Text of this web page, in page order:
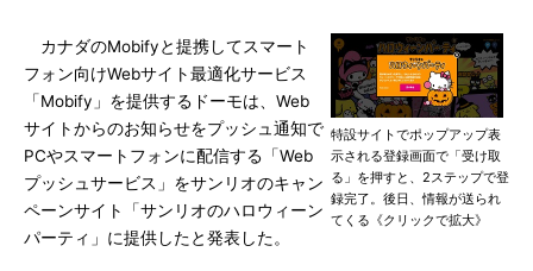
特設サイトでポップアップ表
示される登録画面で「受け取
る」を押すと、2ステップで登
録完了。後日、情報が送られ
てくる《クリックで拡大》
カナダのMobifyと提携してスマート
フォン向けWebサイト最適化サービス
「Mobify」を提供するドーモは、Web
サイトからのお知らせをプッシュ通知で
PCやスマートフォンに配信する「Web
プッシュサービス」をサンリオのキャン
ペーンサイト「サンリオのハロウィーン
パーティ」に提供したと発表した。